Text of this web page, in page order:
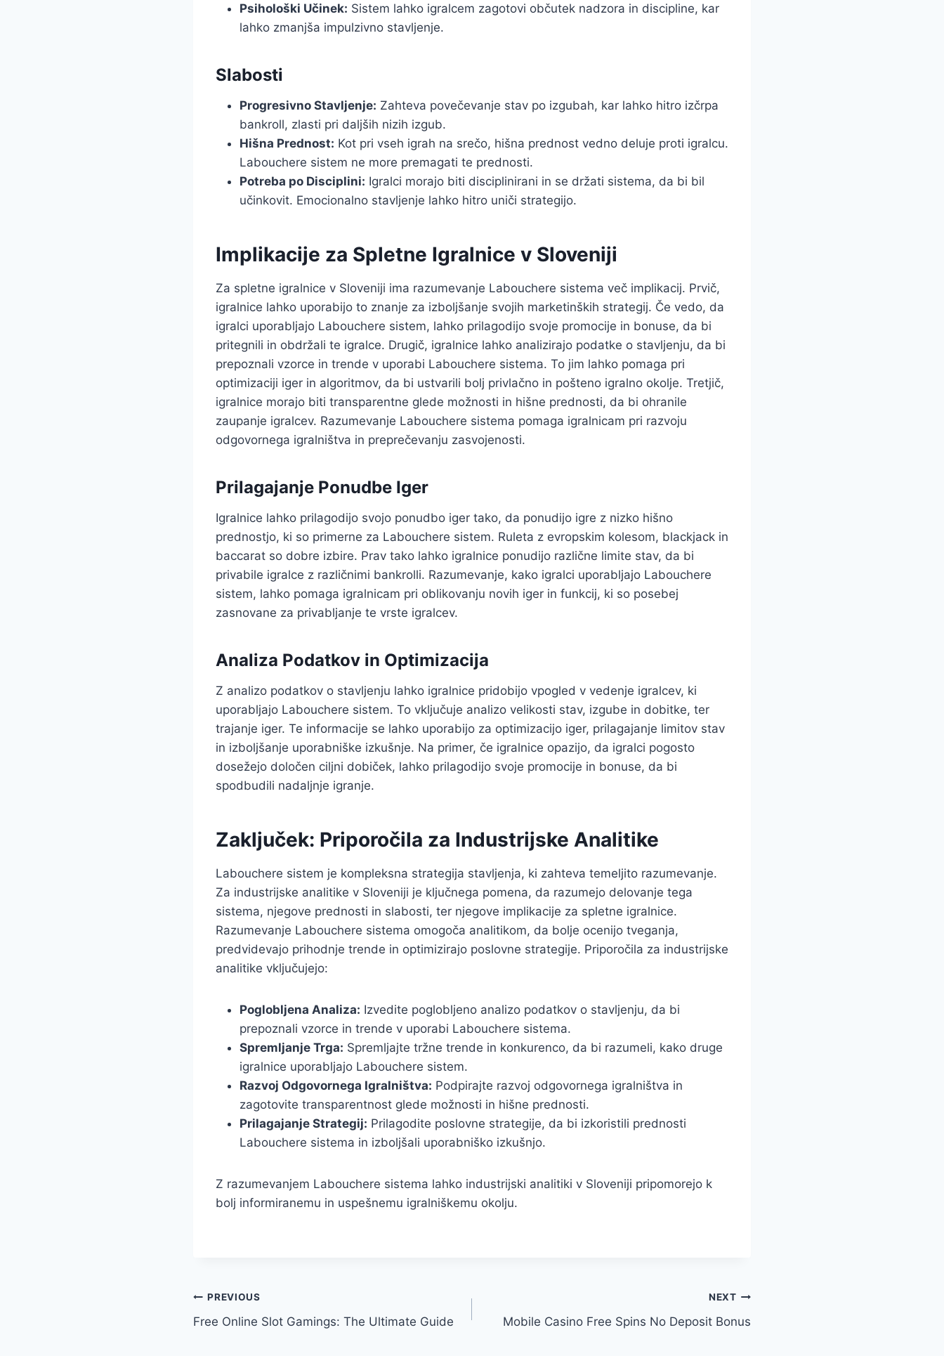
Psihološki Učinek: Sistem lahko igralcem zagotovi občutek nadzora in discipline, kar
lahko zmanjša impulzivno stavljenje.
Slabosti
Progresivno Stavljenje: Zahteva povečevanje stav po izgubah, kar lahko hitro izčrpa
bankroll, zlasti pri daljših nizih izgub.
Hišna Prednost: Kot pri vseh igrah na srečo, hišna prednost vedno deluje proti igralcu.
Labouchere sistem ne more premagati te prednosti.
Potreba po Disciplini: Igralci morajo biti disciplinirani in se držati sistema, da bi bil
učinkovit. Emocionalno stavljenje lahko hitro uniči strategijo.
Implikacije za Spletne Igralnice v Sloveniji
Za spletne igralnice v Sloveniji ima razumevanje Labouchere sistema več implikacij. Prvič,
igralnice lahko uporabijo to znanje za izboljšanje svojih marketinških strategij. Če vedo, da
igralci uporabljajo Labouchere sistem, lahko prilagodijo svoje promocije in bonuse, da bi
pritegnili in obdržali te igralce. Drugič, igralnice lahko analizirajo podatke o stavljenju, da bi
prepoznali vzorce in trende v uporabi Labouchere sistema. To jim lahko pomaga pri
optimizaciji iger in algoritmov, da bi ustvarili bolj privlačno in pošteno igralno okolje. Tretjič,
igralnice morajo biti transparentne glede možnosti in hišne prednosti, da bi ohranile
zaupanje igralcev. Razumevanje Labouchere sistema pomaga igralnicam pri razvoju
odgovornega igralništva in preprečevanju zasvojenosti.
Prilagajanje Ponudbe Iger
Igralnice lahko prilagodijo svojo ponudbo iger tako, da ponudijo igre z nizko hišno
prednostjo, ki so primerne za Labouchere sistem. Ruleta z evropskim kolesom, blackjack in
baccarat so dobre izbire. Prav tako lahko igralnice ponudijo različne limite stav, da bi
privabile igralce z različnimi bankrolli. Razumevanje, kako igralci uporabljajo Labouchere
sistem, lahko pomaga igralnicam pri oblikovanju novih iger in funkcij, ki so posebej
zasnovane za privabljanje te vrste igralcev.
Analiza Podatkov in Optimizacija
Z analizo podatkov o stavljenju lahko igralnice pridobijo vpogled v vedenje igralcev, ki
uporabljajo Labouchere sistem. To vključuje analizo velikosti stav, izgube in dobitke, ter
trajanje iger. Te informacije se lahko uporabijo za optimizacijo iger, prilagajanje limitov stav
in izboljšanje uporabniške izkušnje. Na primer, če igralnice opazijo, da igralci pogosto
dosežejo določen ciljni dobiček, lahko prilagodijo svoje promocije in bonuse, da bi
spodbudili nadaljnje igranje.
Zaključek: Priporočila za Industrijske Analitike
Labouchere sistem je kompleksna strategija stavljenja, ki zahteva temeljito razumevanje.
Za industrijske analitike v Sloveniji je ključnega pomena, da razumejo delovanje tega
sistema, njegove prednosti in slabosti, ter njegove implikacije za spletne igralnice.
Razumevanje Labouchere sistema omogoča analitikom, da bolje ocenijo tveganja,
predvidevajo prihodnje trende in optimizirajo poslovne strategije. Priporočila za industrijske
analitike vključujejo:
Poglobljena Analiza: Izvedite poglobljeno analizo podatkov o stavljenju, da bi
prepoznali vzorce in trende v uporabi Labouchere sistema.
Spremljanje Trga: Spremljajte tržne trende in konkurenco, da bi razumeli, kako druge
igralnice uporabljajo Labouchere sistem.
Razvoj Odgovornega Igralništva: Podpirajte razvoj odgovornega igralništva in
zagotovite transparentnost glede možnosti in hišne prednosti.
Prilagajanje Strategij: Prilagodite poslovne strategije, da bi izkoristili prednosti
Labouchere sistema in izboljšali uporabniško izkušnjo.
Z razumevanjem Labouchere sistema lahko industrijski analitiki v Sloveniji pripomorejo k
bolj informiranemu in uspešnemu igralniškemu okolju.
Post
navigation
PREVIOUS
Free Online Slot Gamings: The Ultimate Guide
NEXT
Mobile Casino Free Spins No Deposit Bonus